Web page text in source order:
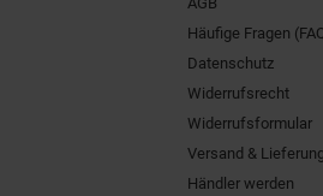
Häufige Fragen
Datenschutz
Widerrufsrecht
Widerrufsformular
Versand & Lieferung
Händler werden